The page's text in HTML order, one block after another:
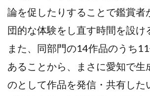
論を促したりすることで鑑賞者
団的な体験をし直す時間を設け
また、同部門の14作品のうち
あることから、まさに愛知で生
のとして作品を発信・共有した